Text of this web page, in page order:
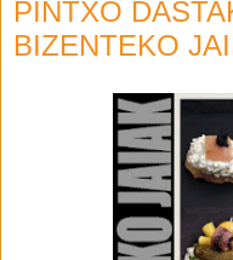
PINTXO
BIZENTEKO